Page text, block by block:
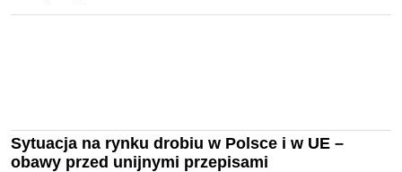
Sytuacja na rynku drobiu w Polsce i w UE –
obawy przed unijnymi przepisami